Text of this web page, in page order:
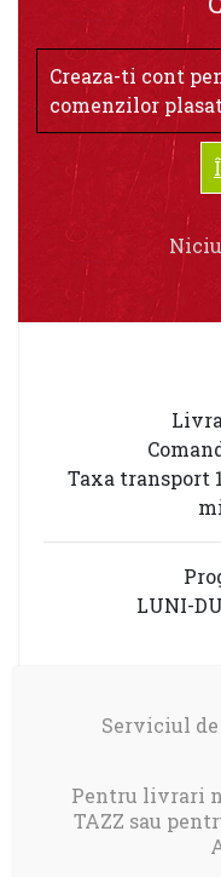
Creaza-ti cont
comenzilor
Taxa transport
LUNI-
Serviciul
Pentru livrari
TAZZ sau